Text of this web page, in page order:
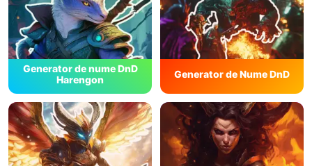
Generator de nume DnD
Harengon
Generator de Nume DnD